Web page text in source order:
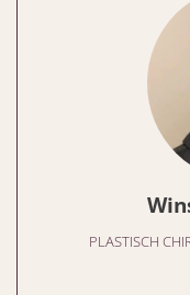
PLASTISCH